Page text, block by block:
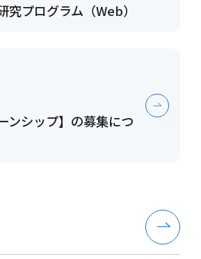
プログラム（Web）
ンシップ】の募集につ